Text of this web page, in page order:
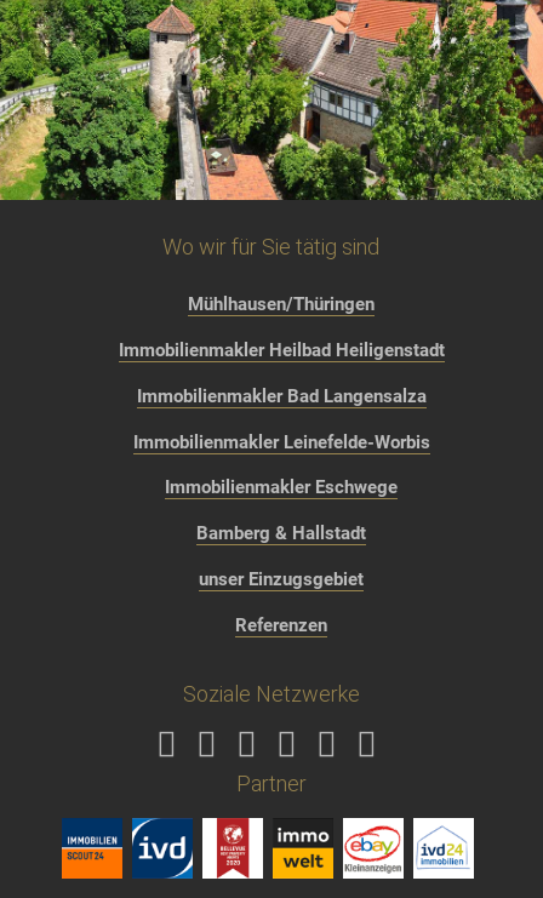
Wo wir für Sie tätig sind
Mühlhausen/Thüringen
Immobilienmakler Heilbad Heiligenstadt
Immobilienmakler Bad Langensalza
Immobilienmakler Leinefelde-Worbis
Immobilienmakler Eschwege
Bamberg & Hallstadt
unser Einzugsgebiet
Referenzen
Soziale Netzwerke
Partner